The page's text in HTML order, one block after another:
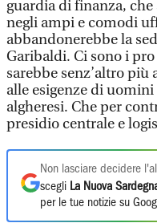
guardia di finanza,
negli ampi e comodi
abbandonerebbe la
Garibaldi. Ci sono i
sarebbe senz’altro
alle esigenze di
algheresi. Che per
presidio centrale e
Non lasciare decidere
scegli La Nuova
per le tue notizie su